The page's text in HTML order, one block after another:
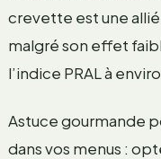
crevette est une
malgré son effet
l’indice PRAL à
Astuce gourmande
dans vos menus :